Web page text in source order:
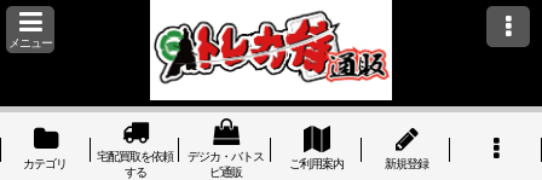
メニュー
カテゴリ
宅配買取を依頼
する
デジカ・バトス
ピ通販
ご利用案内 新規登録